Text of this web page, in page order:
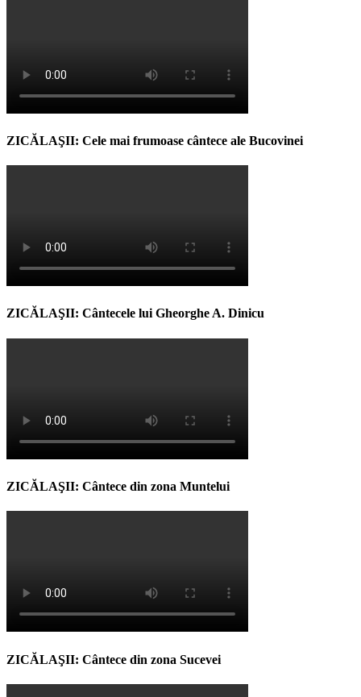
ZICĂLAŞII: Cele mai frumoase cântece ale Bucovinei
ZICĂLAŞII: Cântecele lui Gheorghe A. Dinicu
ZICĂLAŞII: Cântece din zona Muntelui
ZICĂLAŞII: Cântece din zona Sucevei